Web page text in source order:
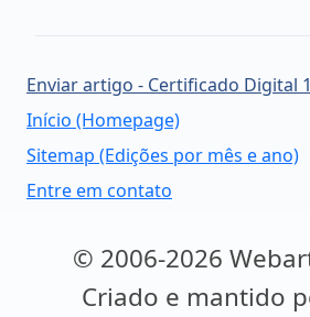
Enviar artigo - Certificado Digital
Início (Homepage)
Sitemap (Edições por mês e ano)
Entre em contato
© 2006-2026
Criado e mantido